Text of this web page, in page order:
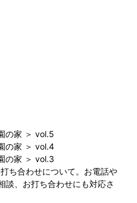
の家 ＞ vol.5
の家 ＞ vol.4
の家 ＞ vol.3
ち合わせについて。お電話や
談、お打ち合わせにも対応さ